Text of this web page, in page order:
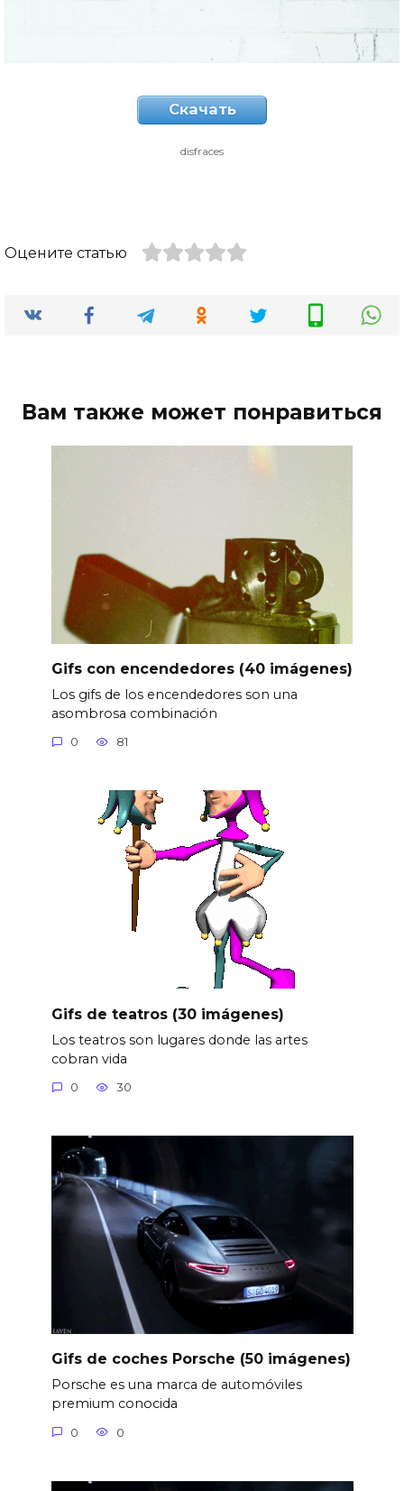
Скачать
disfraces
Оцените статью
Вам также может понравиться
Gifs con encendedores (40 imágenes)
Los gifs de los encendedores son una
asombrosa combinación
0 81
Gifs de teatros (30 imágenes)
Los teatros son lugares donde las artes
cobran vida
0 30
Gifs de coches Porsche (50 imágenes)
Porsche es una marca de automóviles
premium conocida
0 0